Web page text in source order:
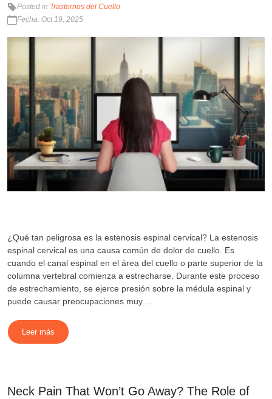
Posted in Trastornos del Cuello
Fecha: Oct 19, 2025
¿Qué tan peligrosa es la estenosis espinal cervical? La estenosis
espinal cervical es una causa común de dolor de cuello. Es
cuando el canal espinal en el área del cuello o parte superior de la
columna vertebral comienza a estrecharse. Durante este proceso
de estrechamiento, se ejerce presión sobre la médula espinal y
puede causar preocupaciones muy ...
Leer más
Neck Pain That Won’t Go Away? The Role of